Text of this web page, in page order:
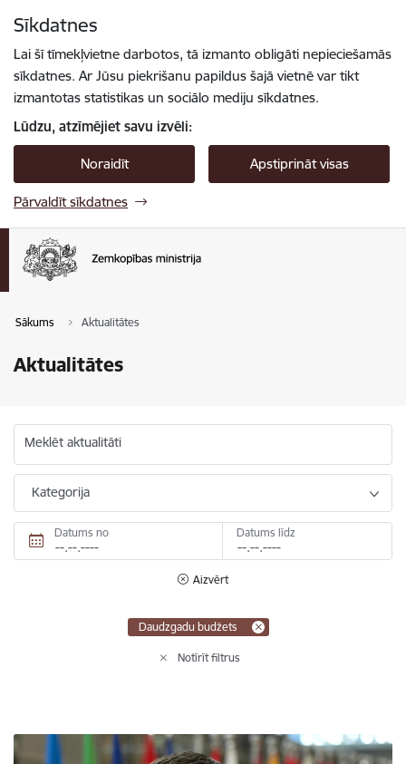
Sīkdatnes
Lai šī tīmekļvietne darbotos, tā izmanto obligāti nepieciešamās
sīkdatnes. Ar Jūsu piekrišanu papildus šajā vietnē var tikt
izmantotas statistikas un sociālo mediju sīkdatnes.
Lūdzu, atzīmējiet savu izvēli:
Noraidīt Apstiprināt visas
Pārvaldīt sīkdatnes
Sākums Aktualitātes
Aktualitātes
Meklēt aktualitāti
Kategorija
Datums no Datums līdz
Aizvērt
Daudzgadu budžets
Notīrīt filtrus